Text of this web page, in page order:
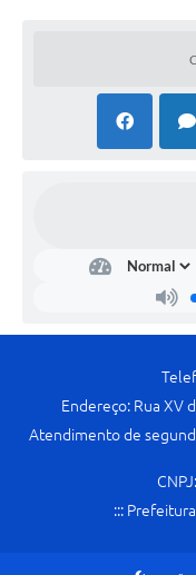
Endereço: Rua XV
Atendimento de
:::